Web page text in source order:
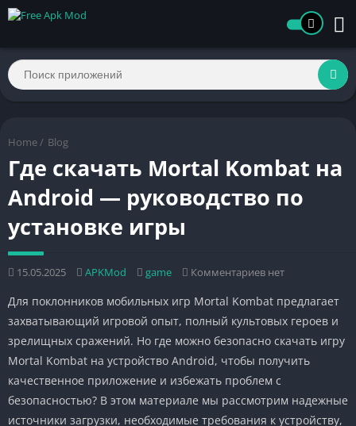
Home / Blog
Где скачать Mortal Kombat на
Android — руководство по
установке игры
15.05.2025 APKMod game Комментариев нет
Для поклонников мобильных игр Mortal Kombat предлагает
захватывающий игровой опыт, полный культовых героев и
зрелищных сражений. Но где можно безопасно скачать игру
Mortal Kombat на устройство Android, чтобы получить
качественное приложение и избежать проблем с
безопасностью? В этом материале мы рассмотрим надежные
источники загрузки, необходимые требования к устройству,